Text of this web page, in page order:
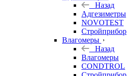
Назад
Адгезиметры
NOVOTEST
Стройприбор
Влагомеры
Назад
Влагомеры
CONDTROL